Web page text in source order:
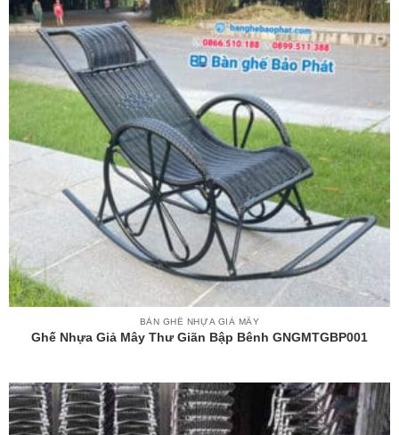
BÀN GHẾ NHỰA GIẢ MÂY
Ghế Nhựa Giả Mây Thư Giãn Bập Bênh GNGMTGBP001